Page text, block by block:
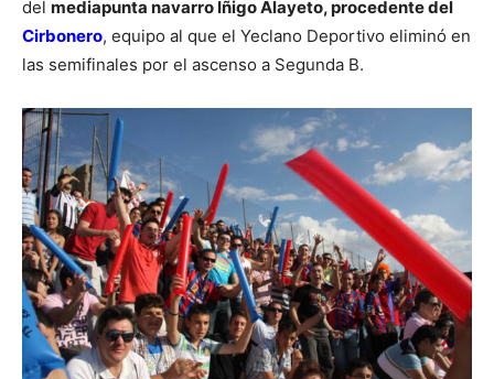
del mediapunta navarro Íñigo Alayeto, procedente del
Cirbonero, equipo al que el Yeclano Deportivo eliminó en
las semifinales por el ascenso a Segunda B.